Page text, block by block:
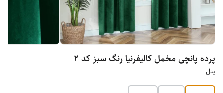
پرده پانچی مخمل کالیفرنیا رنگ سبز کد ۲
پنل